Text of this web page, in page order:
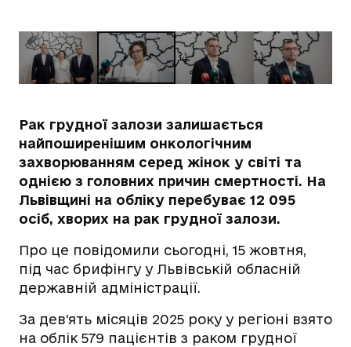
Рак грудної залози залишається
найпоширенішим онкологічним
захворюванням серед жінок у світі та
однією з головних причин смертності. На
Львівщині на обліку перебуває 12 095
осіб, хворих на рак грудної залози.
Про це повідомили сьогодні, 15 жовтня,
під час брифінгу у Львівській обласній
державній адміністрації.
За дев’ять місяців 2025 року у регіоні взято
на облік 579 пацієнтів з раком грудної